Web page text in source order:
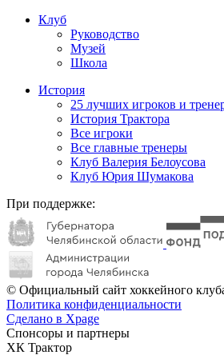
Клуб
Руководство
Музей
Школа
История
25 лучших игроков и
История Трактора
Все игроки
Все главные тренеры
Клуб Валерия Белоусова
Клуб Юрия Шумакова
При поддержке:
© Официальный сайт хоккейного
Политика конфиденциальности
Сделано в Xpage
Спонсоры и партнеры
ХК Трактор